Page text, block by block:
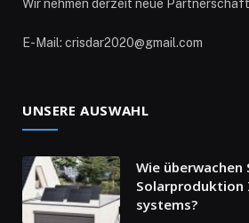
Wir nehmen derzeit neue
E-Mail: crisdar2020@gmail.com
UNSERE AUSWAHL
Wie überwachen
systems?